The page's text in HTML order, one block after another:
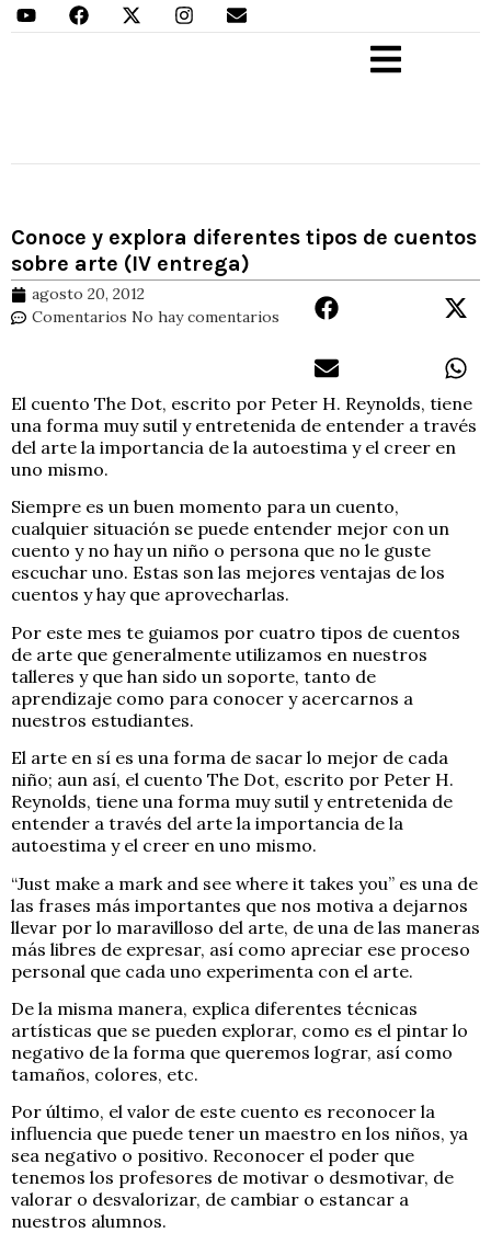
Conoce y explora diferentes tipos de cuentos
sobre arte (IV entrega)
agosto 20, 2012
Comentarios No hay comentarios
El cuento The Dot, escrito por Peter H. Reynolds, tiene
una forma muy sutil y entretenida de entender a través
del arte la importancia de la autoestima y el creer en
uno mismo.
Siempre es un buen momento para un cuento,
cualquier situación se puede entender mejor con un
cuento y no hay un niño o persona que no le guste
escuchar uno. Estas son las mejores ventajas de los
cuentos y hay que aprovecharlas.
Por este mes te guiamos por cuatro tipos de cuentos
de arte que generalmente utilizamos en nuestros
talleres y que han sido un soporte, tanto de
aprendizaje como para conocer y acercarnos a
nuestros estudiantes.
El arte en sí es una forma de sacar lo mejor de cada
niño; aun así, el cuento The Dot, escrito por Peter H.
Reynolds, tiene una forma muy sutil y entretenida de
entender a través del arte la importancia de la
autoestima y el creer en uno mismo.
“Just make a mark and see where it takes you” es una de
las frases más importantes que nos motiva a dejarnos
llevar por lo maravilloso del arte, de una de las maneras
más libres de expresar, así como apreciar ese proceso
personal que cada uno experimenta con el arte.
De la misma manera, explica diferentes técnicas
artísticas que se pueden explorar, como es el pintar lo
negativo de la forma que queremos lograr, así como
tamaños, colores, etc.
Por último, el valor de este cuento es reconocer la
influencia que puede tener un maestro en los niños, ya
sea negativo o positivo. Reconocer el poder que
tenemos los profesores de motivar o desmotivar, de
valorar o desvalorizar, de cambiar o estancar a
nuestros alumnos.